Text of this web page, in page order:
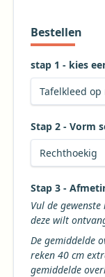
Bestellen
stap 1 - kies
Stap 2 - Vorm
Kies de
Stap 3 -
Vul de gewenste
deze wilt
De gemiddelde
reken 40 cm extra in de lengte en de breedte voor een